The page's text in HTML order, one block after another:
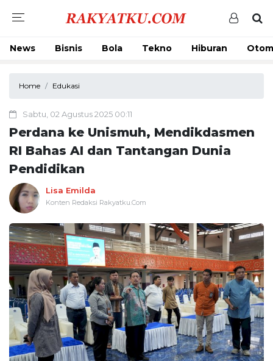
News Bisnis Bola Tekno Hiburan
Home Edukasi
Sabtu, 02 Agustus 2025 00:11
Perdana ke Unismuh, Mendikdasmen
RI Bahas AI dan Tantangan Dunia
Pendidikan
Lisa Emilda
Konten Redaksi Rakyatku.Com